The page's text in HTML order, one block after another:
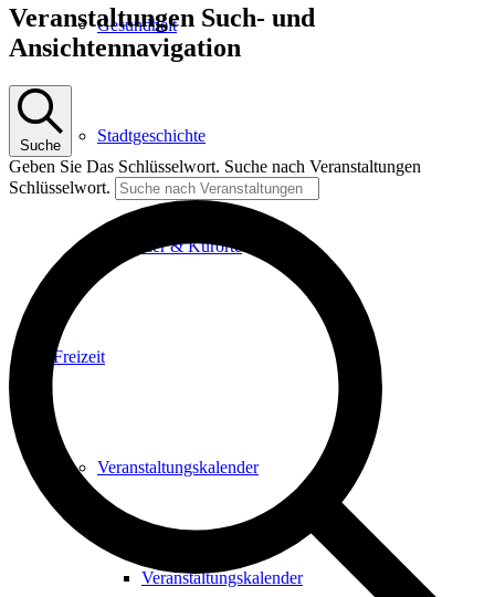
Gesundheit
Stadtgeschichte
Heilbäder & Kurorte
Freizeit
Veranstaltungskalender
Veranstaltungskalender
Veranstaltungen
Veranstaltungen Such- und
Ansichtennavigation
Suche
Geben Sie Das Schlüsselwort. Suche nach Veranstaltungen
Schlüsselwort.